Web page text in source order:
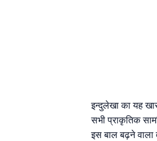
इन्दुलेखा का यह
सभी प्राकृतिक
इस बाल बढ़ने वाला